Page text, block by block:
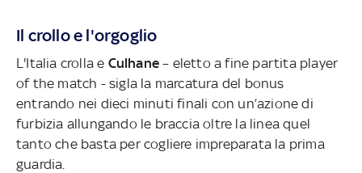
Il crollo e l'orgoglio
L'Italia crolla e Culhane– eletto a fine partita player
of the match - sigla la marcatura del bonus
entrando nei dieci minuti finali con un’azione di
furbizia allungando le braccia oltre la linea quel
tanto che basta per cogliere impreparata la prima
guardia.